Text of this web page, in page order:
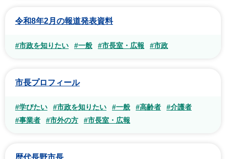
令和8年2月の報道発表資料
#市政を知りたい #一般 #市長室・広報 #市政
市長プロフィール
#学びたい #市政を知りたい #一般 #高齢者
#介護者
#事業者
#市外の方 #市長室・広報